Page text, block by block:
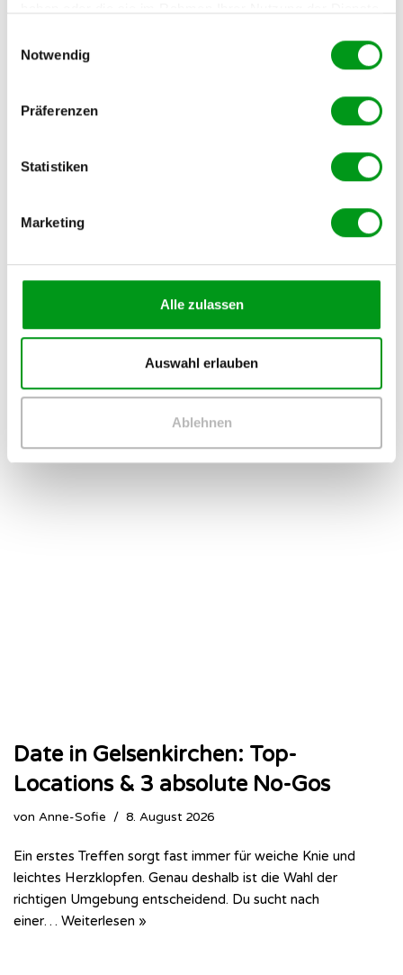
Notwendig
Präferenzen
Statistiken
Marketing
Alle zulassen
Auswahl erlauben
Ablehnen
Erstes Date in Jena: Die besten
Locations & Tipps
Jena macht es dir leicht, wenn du auf der Suche nach dem
Trubel und viel grüner Natur…Weiterlesen »
Date in Gelsenkirchen: Top-
Locations & 3 absolute No-Gos
von Anne-Sofie 8. August 2026
Ein erstes Treffen sorgt fast immer für weiche Knie und
leichtes Herzklopfen. Genau deshalb ist die Wahl der
richtigen Umgebung entscheidend. Du sucht nach
einer… Weiterlesen »